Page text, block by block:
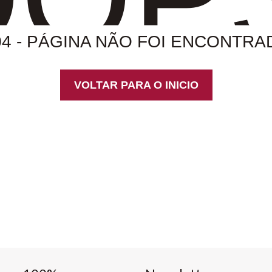
- PÁGINA NÃO FOI
VOLTAR PARA O INICIO